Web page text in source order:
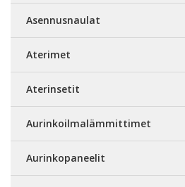
Asennusnaulat
Aterimet
Aterinsetit
Aurinkoilmalämmittimet
Aurinkopaneelit